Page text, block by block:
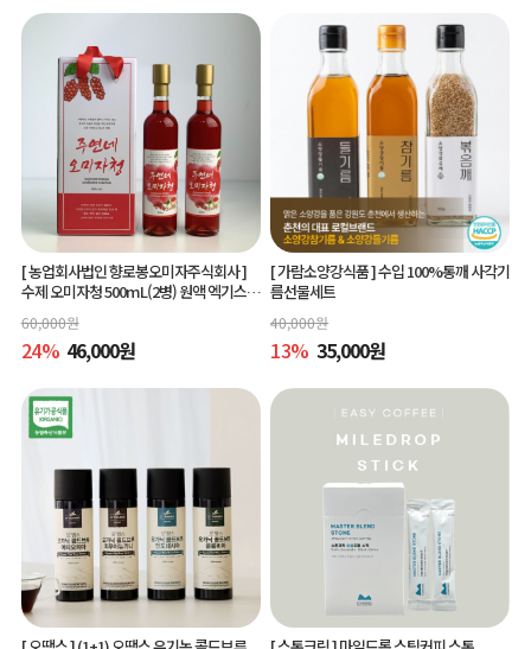
[ 농업회사법인 향로봉오미자주식회사 ]
수제 오미자청 500mL(2병) 원액 엑기스l
[주연네 오미자]
60,000원
24% 46,000원
[ 가람소양강식품 ]수입 100%통깨 사각기
름선물세트
40,000원
13% 35,000원